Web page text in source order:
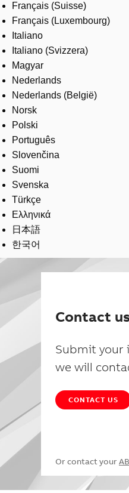
Français (Suisse)
Français (Luxembourg)
Italiano
Italiano (Svizzera)
Magyar
Nederlands
Nederlands (België)
Norsk
Polski
Português
Slovenčina
Suomi
Svenska
Türkçe
Ελληνικά
日本語
한국어
Contact
Submit your
we will
CONTACT US
Or contact your